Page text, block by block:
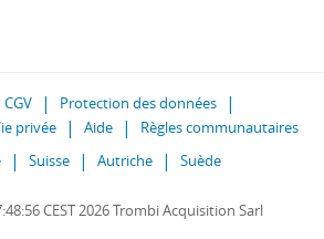
CGV
Protection des données
privée Aide
Règles communautaires
Suisse Autriche Suède
CEST 2026 Trombi Acquisition Sarl